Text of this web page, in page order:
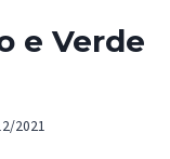
e Verde
2021